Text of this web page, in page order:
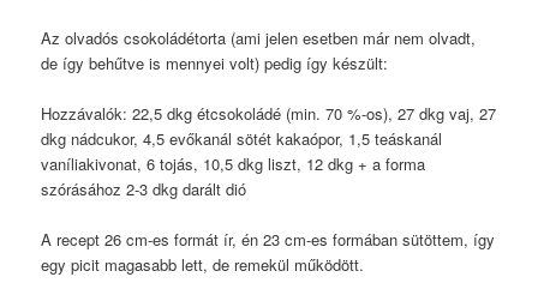
Az olvadós csokoládétorta (ami jelen esetben már nem olvadt,
de így behűtve is mennyei volt) pedig így készült:
Hozzávalók: 22,5 dkg étcsokoládé (min. 70 %-os), 27 dkg vaj, 27
dkg nádcukor, 4,5 evőkanál sötét kakaópor, 1,5 teáskanál
vaníliakivonat, 6 tojás, 10,5 dkg liszt, 12 dkg + a forma
szórásához 2-3 dkg darált dió
A recept 26 cm-es formát ír, én 23 cm-es formában sütöttem, így
egy picit magasabb lett, de remekül működött.